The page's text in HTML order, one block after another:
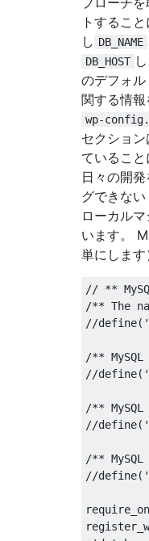
トするこ
し DB_NAME
DB_HOST
のデフォ
関する情
wp-
セクショ
ているこ
日々の開
グできな
ローカル
います。
単にします
// **
/** The
//
/**
//
/**
//
/**
//